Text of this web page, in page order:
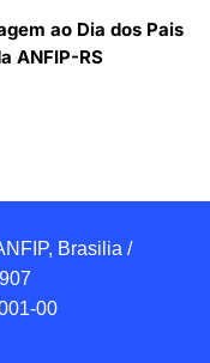
ao Dia dos Pais
ANFIP-RS
Brasilia /
00